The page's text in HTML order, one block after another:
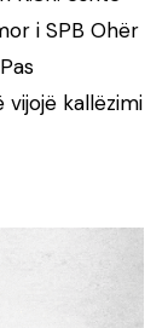
i SPB Ohër
kallëzimi